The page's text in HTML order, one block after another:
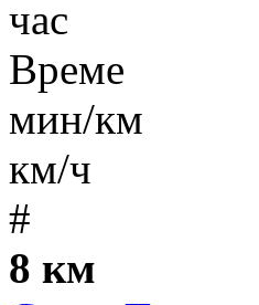
час
Време
мин/км
км/ч
#
8 км